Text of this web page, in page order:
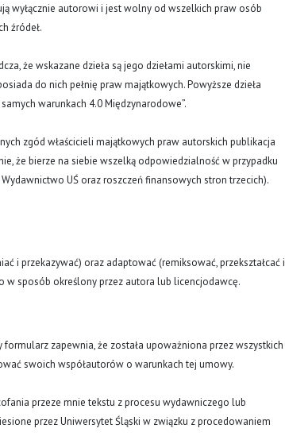
wyłącznie autorowi i jest wolny od wszelkich praw osób
źródeł.
że wskazane dzieła są jego dziełami autorskimi, nie
do nich pełnię praw majątkowych. Powyższe dzieła
warunkach 4.0 Międzynarodowe”.
zgód właścicieli majątkowych praw autorskich publikacja
że bierze na siebie wszelką odpowiedzialność w przypadku
UŚ oraz roszczeń finansowych stron trzecich).
i przekazywać) oraz adaptować (remiksować, przekształcać i
w sposób określony przez autora lub licencjodawcę.
zapewnia, że została upoważniona przez wszystkich
swoich współautorów o warunkach tej umowy.
przeze mnie tekstu z procesu wydawniczego lub
przez Uniwersytet Śląski w związku z procedowaniem